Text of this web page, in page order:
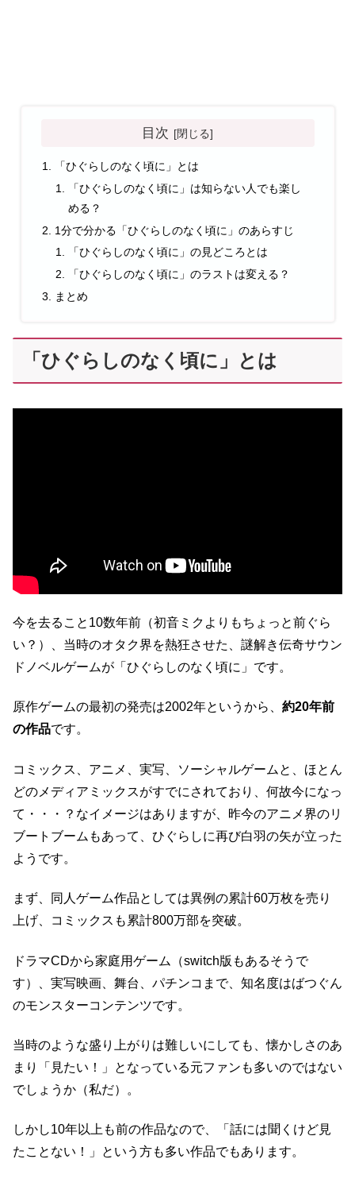
目次
「ひぐらしのなく頃に」とは
「ひぐらしのなく頃に」は知らない人でも楽し
める？
1分で分かる「ひぐらしのなく頃に」のあらすじ
「ひぐらしのなく頃に」の見どころとは
「ひぐらしのなく頃に」のラストは変える？
まとめ
「ひぐらしのなく頃に」とは
今を去ること10数年前（初音ミクよりもちょっと前ぐら
い？）、当時のオタク界を熱狂させた、謎解き伝奇サウン
ドノベルゲームが「ひぐらしのなく頃に」です。
原作ゲームの最初の発売は2002年というから、 約20年前
の作品です。
コミックス、アニメ、実写、ソーシャルゲームと、ほとん
どのメディアミックスがすでにされており、何故今になっ
て・・・？なイメージはありますが、昨今のアニメ界のリ
ブートブームもあって、ひぐらしに再び白羽の矢が立った
ようです。
まず、同人ゲーム作品としては異例の累計60万枚を売り
上げ、コミックスも累計800万部を突破。
ドラマCDから家庭用ゲーム（switch版もあるそうで
す）、実写映画、舞台、パチンコまで、知名度はばつぐん
のモンスターコンテンツです。
当時のような盛り上がりは難しいにしても、懐かしさのあ
まり「見たい！」となっている元ファンも多いのではない
でしょうか（私だ）。
しかし10年以上も前の作品なので、「話には聞くけど見
たことない！」という方も多い作品でもあります。